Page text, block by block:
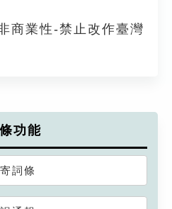
商業性-禁止改作臺灣
功能
詞條